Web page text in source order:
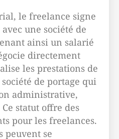
le freelance signe
une société de
ainsi un salarié
directement
les prestations de
société de portage qui
administrative,
statut offre des
pour les freelances.
peuvent se